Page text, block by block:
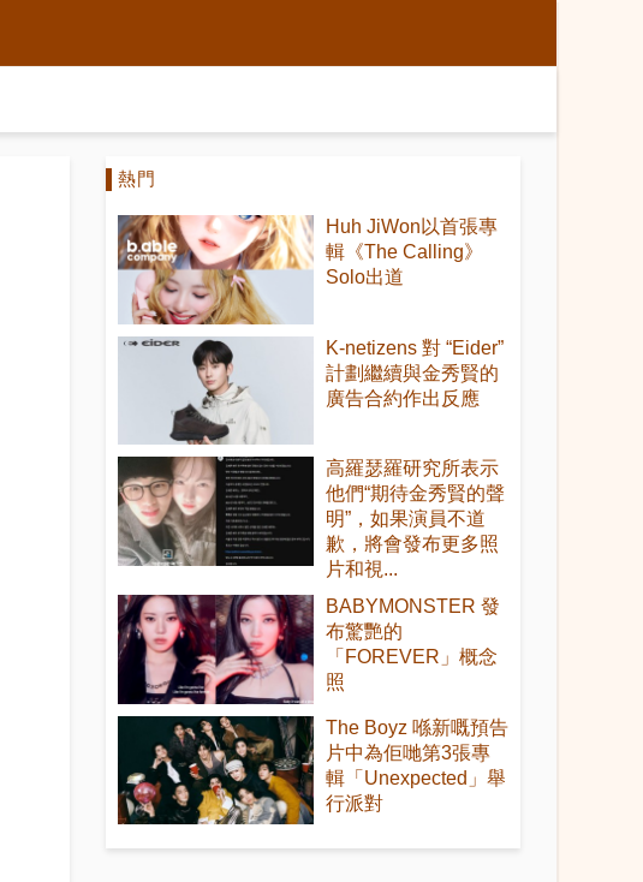
熱門
Huh JiWon以首張專
輯《The Calling》
Solo出道
K-netizens 對 “Eider”
計劃繼續與金秀賢的
廣告合約作出反應
高羅瑟羅研究所表示
他們“期待金秀賢的聲
明”，如果演員不道
歉，將會發布更多照
片和視...
BABYMONSTER 發
布驚艷的
「FOREVER」概念
照
The Boyz 喺新嘅預告
片中為佢哋第3張專
輯「Unexpected」舉
行派對